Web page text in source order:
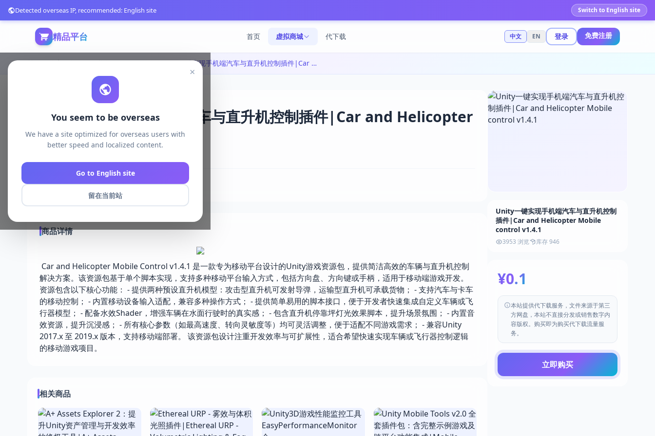
精品平台 首页 虚拟商城 代下载 中文 EN 登录 免费注册
Detected overseas IP, recommended: English site Switch to English site
×
You seem to be overseas
We have a site optimized for overseas users with
better speed and localized content.
Go to English site
留在当前站
首页 游戏开发 unity资源 Unity Tools Unity一键实现手机端汽车与直升机控制插件|Car and Helicopter Mobile control v1.4.1
Unity一键实现手机端汽车与直升机控制插件|Car and Helicopter
Mobile control v1.4.1
# 移动控制 # 车辆 # 直升机 # 脚本扩展
商品详情
Car and Helicopter Mobile Control v1.4.1 是一款专为移动平台设计的Unity游戏资源包，提供简洁高效的车辆与直升机控制
解决方案。该资源包基于单个脚本实现，支持多种移动平台输入方式，包括方向盘、方向键或手柄，适用于移动端游戏开发。
资源包含以下核心功能： - 提供两种预设直升机模型：攻击型直升机可发射导弹，运输型直升机可承载货物； - 支持汽车与卡车
的移动控制； - 内置移动设备输入适配，兼容多种操作方式； - 提供简单易用的脚本接口，便于开发者快速集成自定义车辆或飞
行器模型； - 配备水效Shader，增强车辆在水面行驶时的真实感； - 包含直升机停靠坪灯光效果脚本，提升场景氛围； - 内置音
效资源，提升沉浸感； - 所有核心参数（如最高速度、转向灵敏度等）均可灵活调整，便于适配不同游戏需求； - 兼容Unity
2017.x 至 2019.x 版本，支持移动端部署。 该资源包设计注重开发效率与可扩展性，适合希望快速实现车辆或飞行器控制逻辑
的移动游戏项目。
相关商品
Unity一键实现手机端汽车与直升机控制
插件|Car and Helicopter Mobile
control v1.4.1
3953 浏览 库存 946
¥0.1
本站提供代下载服务，文件来源于第三
方网盘，本站不直接分发或销售数字内
容版权。购买即为购买代下载流量服
务。
立即购买